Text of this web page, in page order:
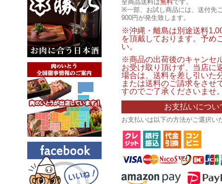
全商品送料は無料です。
※一部、お試し商品には、送付先
900円が発生致します。
※沖縄・離島は別途送料
を頂戴しております。予め
い。
※商品の出荷後のキャンセ
お受け取り頂けず、当店に
場合は、送料を差し引いた
または送料のご請求をさせ
すのでご了承くださいませ
お支払いについ
お支払いは以下の方法がご選択い